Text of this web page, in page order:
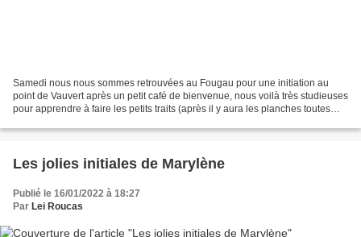
Samedi nous nous sommes retrouvées au Fougau pour une initiation au
point de Vauvert après un petit café de bienvenue, nous voilà très studieuses
pour apprendre à faire les petits traits (après il y aura les planches toutes
Les jolies initiales de Marylène
Publié le 16/01/2022 à 18:27
Par Lei Roucas